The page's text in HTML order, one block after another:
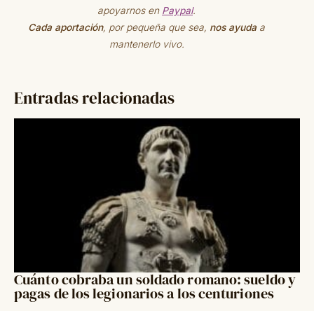
apoyarnos en Paypal.
Cada aportación, por pequeña que sea, nos ayudaa
mantenerlo vivo.
Entradas relacionadas
Cuánto cobraba un soldado romano: sueldo y
pagas de los legionarios a los centuriones